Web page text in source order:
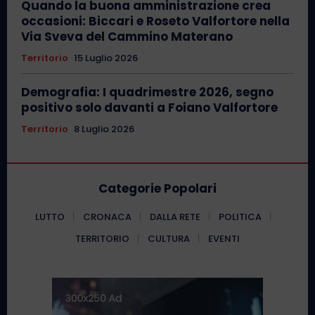
Quando la buona amministrazione crea
occasioni: Biccari e Roseto Valfortore nella
Via Sveva del Cammino Materano
Territorio 15 Luglio 2026
Demografia: I quadrimestre 2026, segno
positivo solo davanti a Foiano Valfortore
Territorio 8 Luglio 2026
Categorie Popolari
LUTTO CRONACA DALLA RETE
POLITICA
TERRITORIO
CULTURA EVENTI